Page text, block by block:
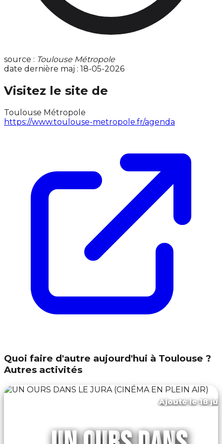
source : Toulouse Métropole
date dernière maj : 18-05-2026
Visitez le site de
Toulouse Métropole
https://www.toulouse-metropole.fr/agenda
Quoi faire d'autre aujourd'hui à Toulouse ?
Autres activités
Ajouté le 18